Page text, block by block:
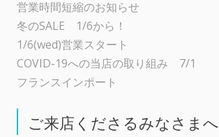
営業時間短縮のお知らせ
冬のSALE 1/6から！
1/6(wed)営業スタート
COVID-19への当店の取り組み 7/1
フランスインポート
ご来店くださるみなさまへ